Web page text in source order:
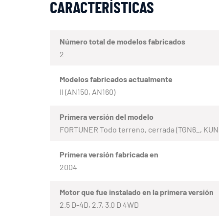
CARACTERÍSTICAS
Número total de modelos fabricados
2
Modelos fabricados actualmente
II (AN150, AN160)
Primera versión del modelo
FORTUNER Todo terreno, cerrada (TGN6_,
Primera versión fabricada en
2004
Motor que fue instalado en la primera versión
2.5 D-4D, 2.7, 3.0 D 4WD